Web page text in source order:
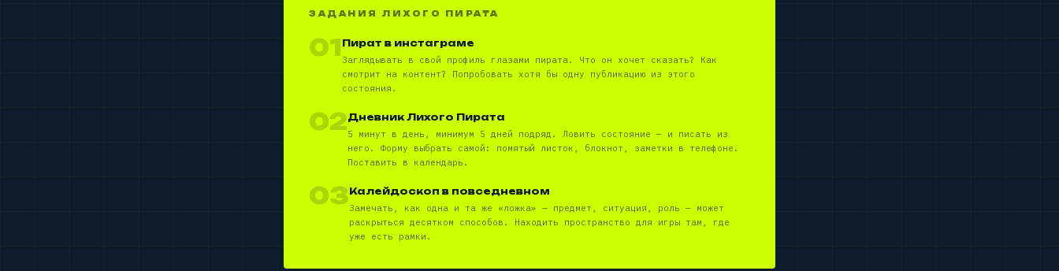
ЗАДАНИЯ ЛИХОГО ПИРАТА
01 Пират в инстаграме
Заглядывать в свой профиль глазами пирата. Что он хочет сказать? Как
смотрит на контент? Попробовать хотя бы одну публикацию из этого
состояния.
02Дневник Лихого Пирата
5 минут в день, минимум 5 дней подряд. Ловить состояние — и писать из
него. Форму выбрать самой: помятый листок, блокнот, заметки в телефоне.
Поставить в календарь.
03Калейдоскоп в повседневном
Замечать, как одна и та же «ложка» — предмет, ситуация, роль — может
раскрыться десятком способов. Находить пространство для игры там, где
уже есть рамки.